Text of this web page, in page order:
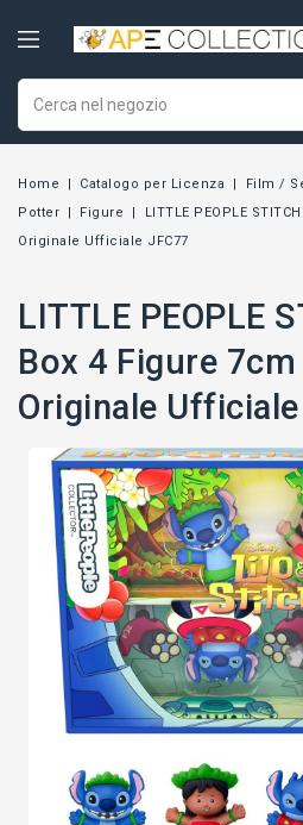
Home Catalogo per Licenza Film /
Potter
Figure
LITTLE PEOPLE
Originale Ufficiale JFC77
LITTLE PEOPLE
Box 4 Figure 7cm
Originale